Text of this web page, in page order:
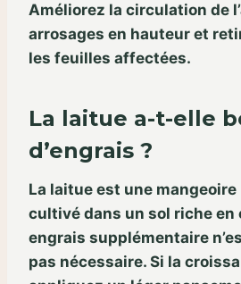
Améliorez la circulation de
arrosages en hauteur et
les feuilles affectées.
La laitue a-t-elle
d’engrais ?
La laitue est une mangeoire
cultivé dans un sol riche en
engrais supplémentaire
pas nécessaire. Si la